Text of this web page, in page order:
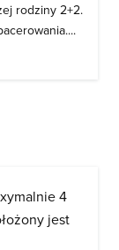
rodziny 2+2.
4
jest